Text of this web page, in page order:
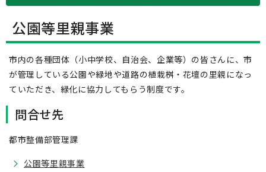
公園等里親事業
市内の各種団体（小中学校、自治会、企業等）の皆さんに、市
が管理している公園や緑地や道路の植栽桝・花壇の里親になっ
ていただき、緑化に協力してもらう制度です。
問合せ先
都市整備部管理課
公園等里親事業